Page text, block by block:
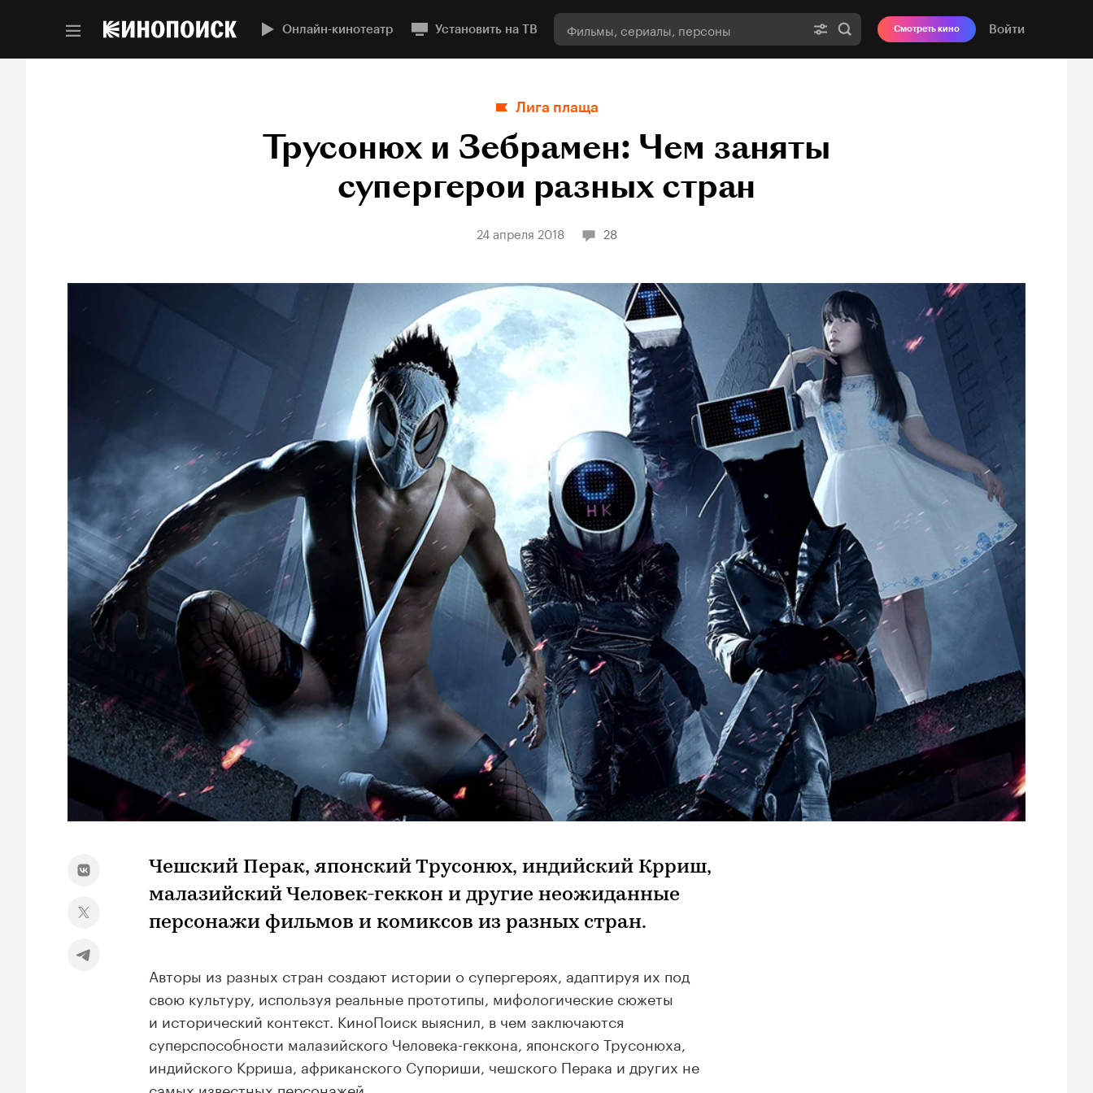
Онлайн-кинотеатр Установить на ТВ Смотреть кино Войти
Лига плаща
Трусонюх и Зебрамен: Чем заняты
супергерои разных стран
24 апреля 2018 28
Чешский Перак, японский Трусонюх, индийский Крриш,
малазийский Человек-геккон и другие неожиданные
персонажи фильмов и комиксов из разных стран.
Авторы из разных стран создают истории о супергероях, адаптируя их под
свою культуру, используя реальные прототипы, мифологические сюжеты
и исторический контекст. КиноПоиск выяснил, в чем заключаются
суперспособности малазийского Человека-геккона, японского Трусонюха,
индийского Крриша, африканского Супориши, чешского Перака и других не
самых известных персонажей.